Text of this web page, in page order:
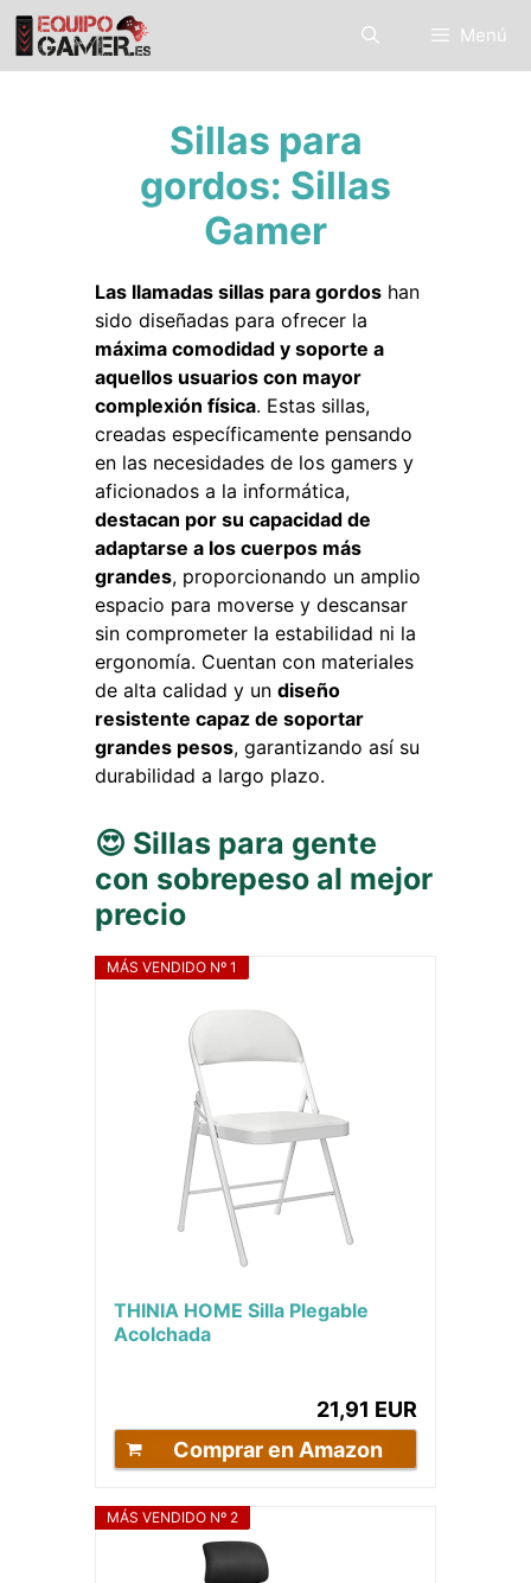
Saltar
contenido
Menú
Sillas para
gordos: Sillas
Gamer
Las llamadas sillas para gordos han
sido diseñadas para ofrecer la
máxima comodidad y soporte a
aquellos usuarios con mayor
complexión física. Estas sillas,
creadas específicamente pensando
en las necesidades de los gamers y
aficionados a la informática,
destacan por su capacidad de
adaptarse a los cuerpos más
grandes, proporcionando un amplio
espacio para moverse y descansar
sin comprometer la estabilidad ni la
ergonomía. Cuentan con materiales
de alta calidad y un diseño
resistente capaz de soportar
grandes pesos, garantizando así su
durabilidad a largo plazo.
😍 Sillas para gente
con sobrepeso al mejor
precio
MÁS VENDIDO Nº 1
THINIA HOME Silla Plegable
Acolchada
21,91 EUR
Comprar en Amazon
MÁS VENDIDO Nº 2